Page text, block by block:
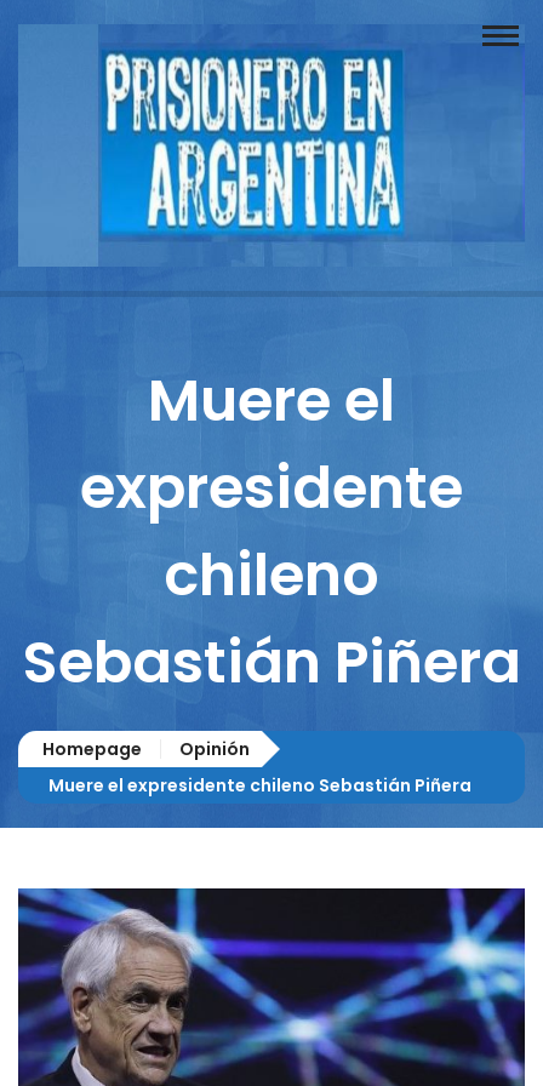
Buscador
Documentos
Muere el
expresidente
chileno
Sebastián Piñera
Homepage
Opinión
Muere el expresidente chileno Sebastián Piñera